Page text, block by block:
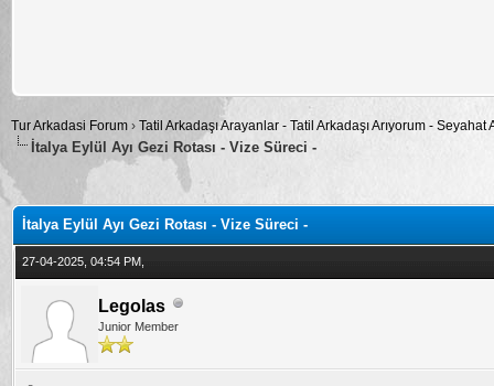
Tur Arkadasi Forum › Tatil Arkadaşı Arayanlar - Tatil Arkadaşı Arıyorum -
İtalya Eylül Ayı Gezi Rotası - Vize Süreci -
0
İtalya Eylül Ayı Gezi Rotası - Vize Süreci -
27-04-2025, 04:54 PM,
Legolas
Junior Member